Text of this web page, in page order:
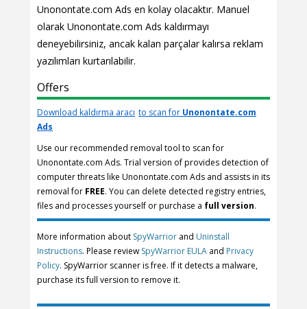
Unonontate.com Ads en kolay olacaktır. Manuel
olarak Unonontate.com Ads kaldırmayı
deneyebilirsiniz, ancak kalan parçalar kalırsa reklam
yazılımları kurtarılabilir.
Offers
Download kaldırma aracı to scan for Unonontate.com
Ads
Use our recommended removal tool to scan for
Unonontate.com Ads. Trial version of provides detection of
computer threats like Unonontate.com Ads and assists in its
removal for FREE. You can delete detected registry entries,
files and processes yourself or purchase a full version.
More information about SpyWarrior and Uninstall
Instructions. Please review SpyWarrior EULA and Privacy
Policy. SpyWarrior scanner is free. If it detects a malware,
purchase its full version to remove it.